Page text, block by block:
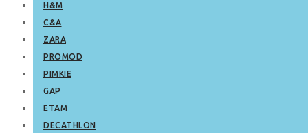
H&M
C&A
ZARA
PROMOD
PIMKIE
GAP
ETAM
DECATHLON